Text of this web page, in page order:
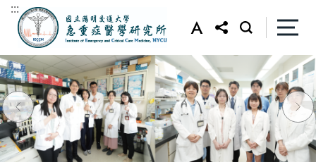
:::
:::